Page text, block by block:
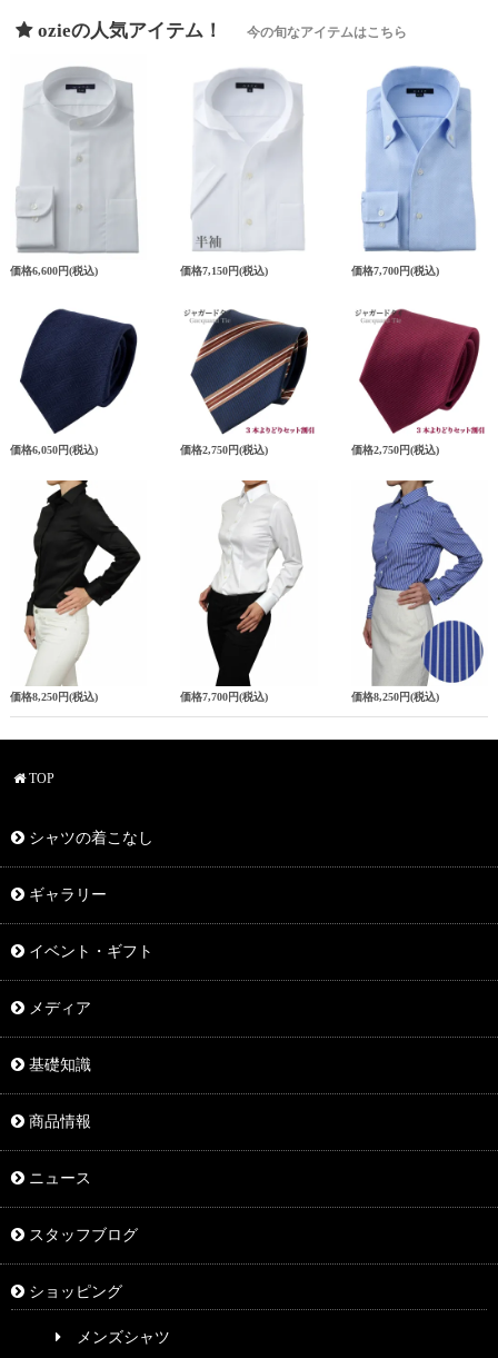
ozieの人気アイテム！ 今の旬なアイテムはこちら
価格6,600円(税込) 価格7,150円(税込) 価格7,700円(税込)
価格6,050円(税込) 価格2,750円(税込) 価格2,750円(税込)
価格8,250円(税込) 価格7,700円(税込) 価格8,250円(税込)
TOP
シャツの着こなし
ギャラリー
イベント・ギフト
メディア
基礎知識
商品情報
ニュース
スタッフブログ
ショッピング
メンズシャツ